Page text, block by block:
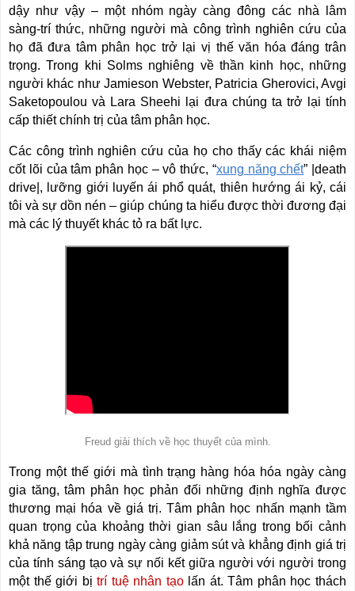
dậy như vậy – một nhóm ngày càng đông các nhà lâm
sàng-trí thức, những người mà công trình nghiên cứu của
họ đã đưa tâm phân học trở lại vị thế văn hóa đáng trân
trọng. Trong khi Solms nghiêng về thần kinh học, những
người khác như Jamieson Webster, Patricia Gherovici, Avgi
Saketopoulou và Lara Sheehi lại đưa chúng ta trở lại tính
cấp thiết chính trị của tâm phân học.
Các công trình nghiên cứu của họ cho thấy các khái niệm
cốt lõi của tâm phân học – vô thức, “xung năng chết” |death
drive|, lưỡng giới luyến ái phổ quát, thiên hướng ái kỷ, cái
tôi và sự dồn nén – giúp chúng ta hiểu được thời đương đại
mà các lý thuyết khác tỏ ra bất lực.
Freud giải thích về học thuyết của mình.
Trong một thế giới mà tình trạng hàng hóa hóa ngày càng
gia tăng, tâm phân học phản đối những định nghĩa được
thương mại hóa về giá trị. Tâm phân học nhấn mạnh tầm
quan trọng của khoảng thời gian sâu lắng trong bối cảnh
khả năng tập trung ngày càng giảm sút và khẳng định giá trị
của tính sáng tạo và sự nối kết giữa người với người trong
một thế giới bịtrí tuệ nhân tạolấn át. Tâm phân học thách